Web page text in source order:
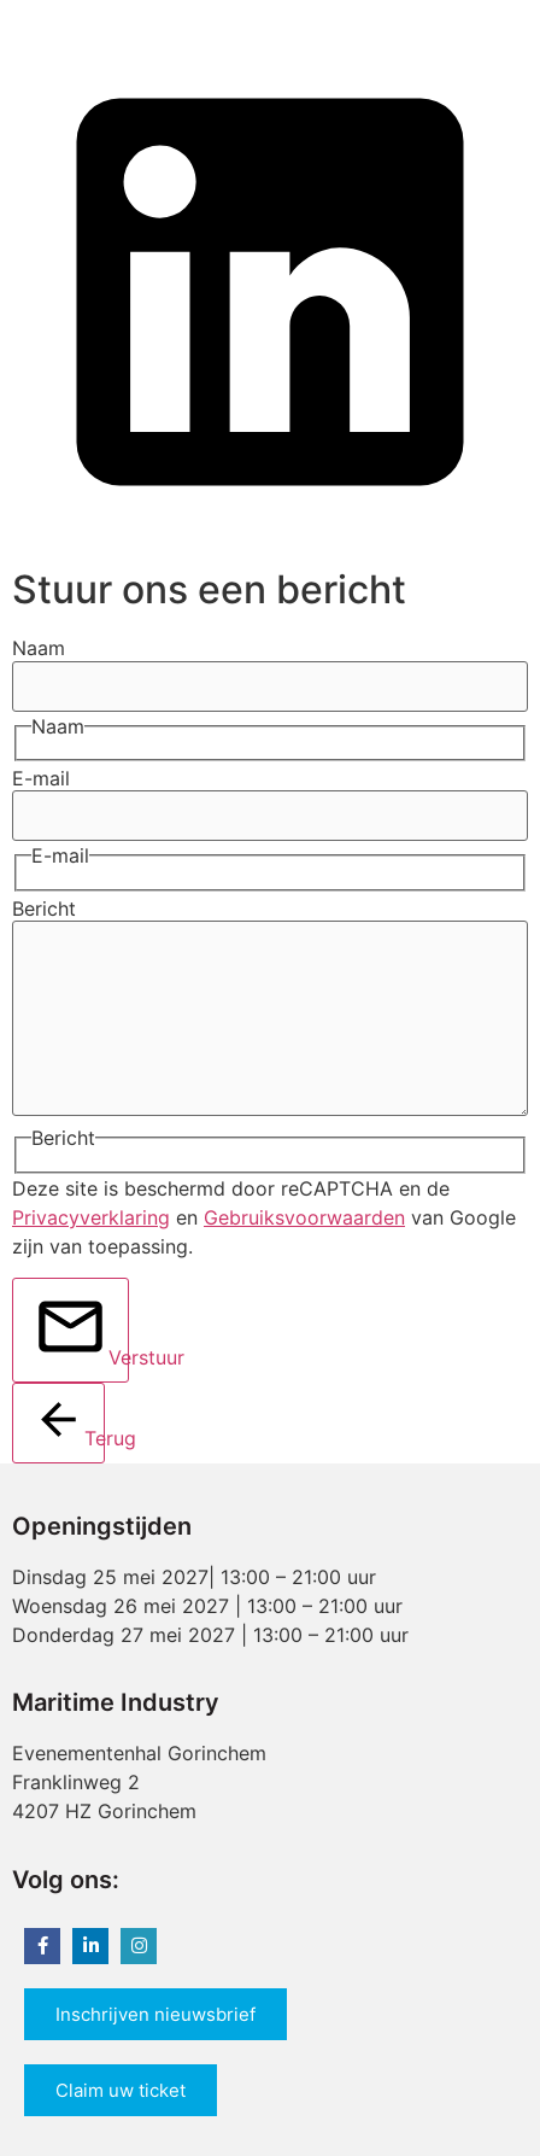
Stuur ons een bericht
Naam
Naam
E-mail
E-mail
Bericht
Bericht
Deze site is beschermd door reCAPTCHA en de
Privacyverklaring en Gebruiksvoorwaarden van Google
zijn van toepassing.
Verstuur
Terug
Openingstijden
Dinsdag 25 mei 2027| 13:00 – 21:00 uur
Woensdag 26 mei 2027 | 13:00 – 21:00 uur
Donderdag 27 mei 2027 | 13:00 – 21:00 uur
Maritime Industry
Evenementenhal Gorinchem
Franklinweg 2
4207 HZ Gorinchem
Volg ons:
Inschrijven nieuwsbrief
Claim uw ticket